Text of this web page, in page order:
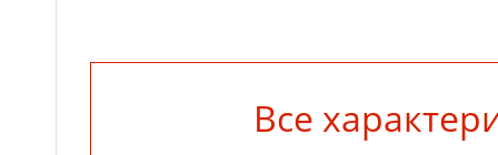
производитель
Все